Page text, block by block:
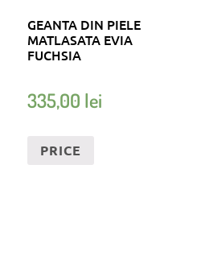
GEANTA DIN PIELE
MATLASATA EVIA
FUCHSIA
335,00 lei
PRICE